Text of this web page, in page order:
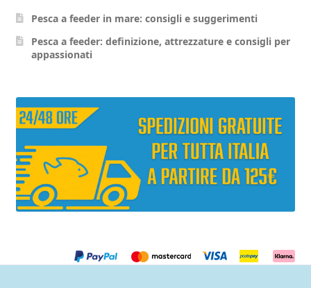
nella
pagina
Pesca a feeder in mare: consigli e suggerimenti
Pesca a feeder: definizione, attrezzature e consigli per
appassionati